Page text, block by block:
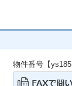
物件番号【ys185